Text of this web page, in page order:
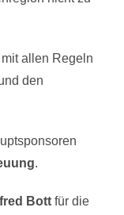
allen Regeln
den
.
Bottfür die